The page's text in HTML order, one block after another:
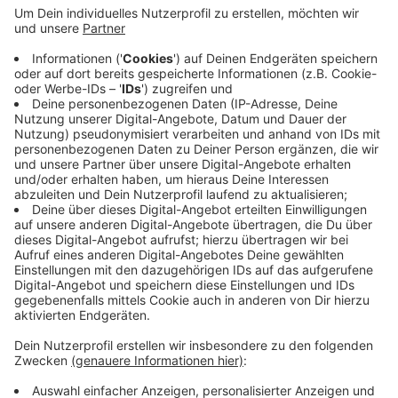
Witten: Vier Jugendliche waren am Wochenende auf
dem Hüllbergweg auf einem gestohlenen E-Rolli
unterwegs. In der Nacht zu Samstag sind sie
Zivilpolizisten aufgefallen. Dabei saßen drei der
Jugendlichen auf dem Gefährt, einer lief daneben her.
Als sie die Polizisten erkannten, flüchteten sie erst.
Später stellten die Beamten aber einen 15-Jährigen
aus der Gruppe. Sie übergaben ihn seinen Eltern, den
Rollstuhl stellten sie sicher. Er ist als gestohlen
gemeldet.
Anzeige
Anzeige